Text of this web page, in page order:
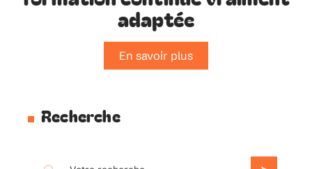
adaptée
En savoir plus
Recherche